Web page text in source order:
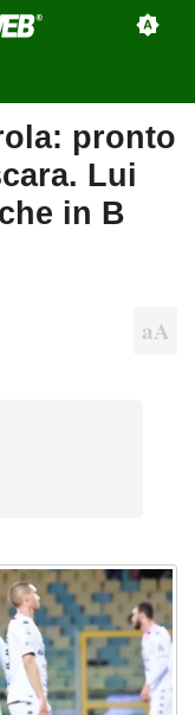
pronto
Lui
in B